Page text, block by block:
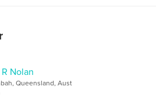
Nolan
Queensland, Aust